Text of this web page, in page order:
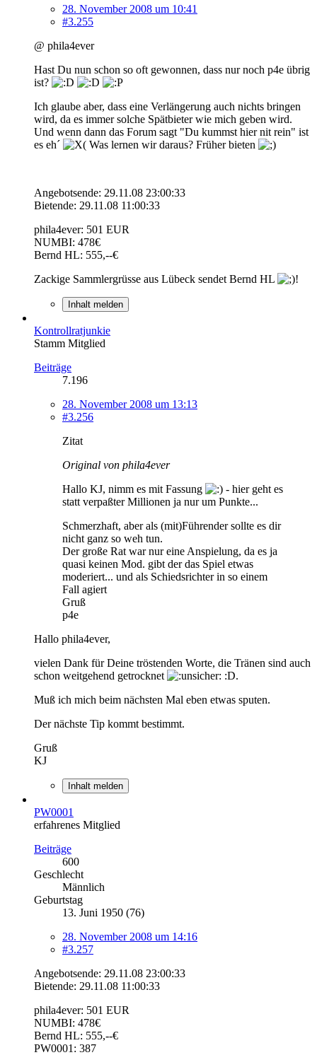
28. November 2008 um 10:41
#3.255
@ phila4ever
Hast Du nun schon so oft gewonnen, dass nur noch p4e übrig
ist?
Ich glaube aber, dass eine Verlängerung auch nichts bringen
wird, da es immer solche Spätbieter wie mich geben wird.
Und wenn dann das Forum sagt "Du kummst hier nit rein" ist
es eh´
Was lernen wir daraus? Früher bieten
Angebotsende: 29.11.08 23:00:33
Bietende: 29.11.08 11:00:33
phila4ever: 501 EUR
NUMBI: 478€
Bernd HL: 555,--€
Zackige Sammlergrüsse aus Lübeck sendet Bernd HL
!
Inhalt melden
Kontrollratjunkie
Stamm Mitglied
Beiträge
7.196
28. November 2008 um 13:13
#3.256
Zitat
Original von phila4ever
Hallo KJ, nimm es mit Fassung
- hier geht es
statt verpaßter Millionen ja nur um Punkte...
Schmerzhaft, aber als (mit)Führender sollte es dir
nicht ganz so weh tun.
Der große Rat war nur eine Anspielung, da es ja
quasi keinen Mod. gibt der das Spiel etwas
moderiert... und als Schiedsrichter in so einem
Fall agiert
Gruß
p4e
Hallo phila4ever,
vielen Dank für Deine tröstenden Worte, die Tränen sind auch
schon weitgehend getrocknet
:D.
Muß ich mich beim nächsten Mal eben etwas sputen.
Der nächste Tip kommt bestimmt.
Gruß
KJ
Inhalt melden
PW0001
erfahrenes Mitglied
Beiträge
600
Geschlecht
Männlich
Geburtstag
13. Juni 1950 (76)
28. November 2008 um 14:16
#3.257
Angebotsende: 29.11.08 23:00:33
Bietende: 29.11.08 11:00:33
phila4ever: 501 EUR
NUMBI: 478€
Bernd HL: 555,--€
PW0001: 387